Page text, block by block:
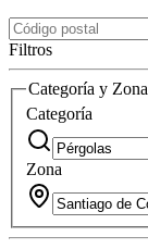
Filtros
Categoría y Zona
Categoría
Zona